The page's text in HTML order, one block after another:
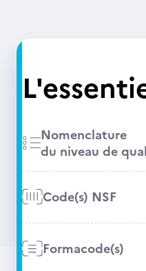
Nomenclature
du niveau de
Code(s) NSF
Formacode(s)